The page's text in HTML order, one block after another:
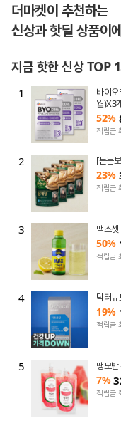
더마켓이 추천하는
신상과 핫딜 상품이
지금 핫한 신상 TOP
담기
담기
담기
담기
담기
1
바이
월)X3
52%
적립금
2 [든든
23%
적립금
3 맥스
50%
적립금
4 닥터
19%
적립금
5 땡모
7%
적립금